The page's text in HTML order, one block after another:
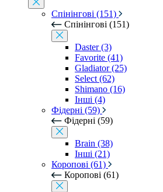
Спінінгові (151)
Спінінгові (151)
Daster (3)
Favorite (41)
Gladiator (25)
Select (62)
Shimano (16)
Інші (4)
Фідерні (59)
Фідерні (59)
Brain (38)
Інші (21)
Коропові (61)
Коропові (61)